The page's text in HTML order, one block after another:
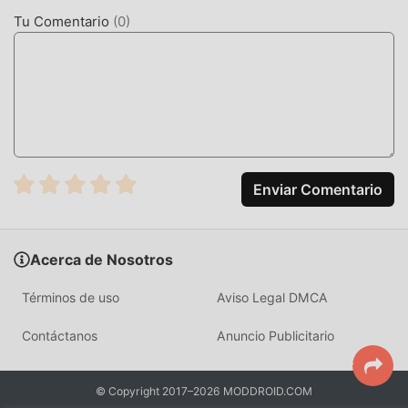
adaptabilidad, lo que garantiza que todos los amantes de
los juegos de casual puedan disfrutar plenamente la
pasen mucho tiempo para acumular su
riqueza/habilidad/habilidades en el juego, que es tanto la
característica como la diversión del juego, pero al mismo
aparición de mods ha reescrito esta situación. Aquí, no
""acumulación"" ligeramente aburrida. Los mods pueden
ayudarlo fácilmente a omitir este proceso, lo que lo ayuda
DESCARGAR AHORA
Tu Comentario (0)
Enviar Comentario
Acerca de Nosotros
Términos de uso Aviso Legal DMCA
Contáctanos Anuncio Publicitario
© Copyright 2017–2026 MODDROID.COM